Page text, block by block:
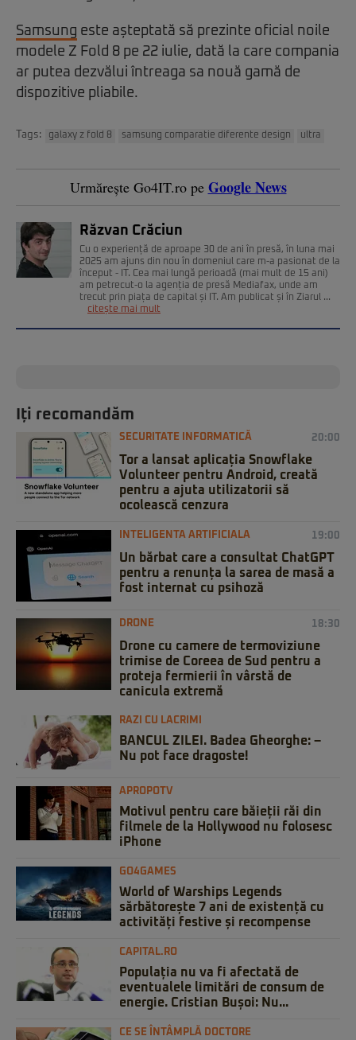
Samsung este așteptată să prezinte oficial noile
modele Z Fold 8 pe 22 iulie, dată la care compania
ar putea dezvălui întreaga sa nouă gamă de
dispozitive pliabile.
Tags: galaxy z fold 8 samsung comparatie diferente design ultra
Urmărește Go4IT.ro pe Google News
Răzvan Crăciun
Cu o experiență de aproape 30 de ani în presă, în luna mai
2025 am ajuns din nou în domeniul care m-a pasionat de la
început - IT. Cea mai lungă perioadă (mai mult de 15 ani)
am petrecut-o la agenția de presă Mediafax, unde am
trecut prin piața de capital și IT. Am publicat și în Ziarul ...
citește mai mult
Iți recomandăm
SECURITATE INFORMATICĂ 20:00
Tor a lansat aplicația Snowflake
Volunteer pentru Android, creată
pentru a ajuta utilizatorii să
ocolească cenzura
INTELIGENTA ARTIFICIALA 19:00
Un bărbat care a consultat ChatGPT
pentru a renunța la sarea de masă a
fost internat cu psihoză
DRONE 18:30
Drone cu camere de termoviziune
trimise de Coreea de Sud pentru a
proteja fermierii în vârstă de
canicula extremă
RAZI CU LACRIMI
BANCUL ZILEI. Badea Gheorghe: –
Nu pot face dragoste!
APROPOTV
Motivul pentru care băieții răi din
filmele de la Hollywood nu folosesc
iPhone
GO4GAMES
World of Warships Legends
sărbătorește 7 ani de existență cu
activități festive și recompense
CAPITAL.RO
Populația nu va fi afectată de
eventualele limitări de consum de
energie. Cristian Bușoi: Nu...
CE SE ÎNTÂMPLĂ DOCTORE